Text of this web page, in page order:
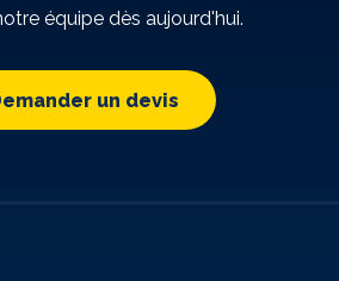
équipe dès aujourd'hui.
un devis